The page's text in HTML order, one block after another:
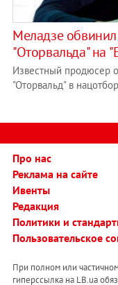
Меладзе
"Оторвальда" на
Известный продюсер
"Оторвальд" в
Про нас
Реклама на сайте
Ивенты
Редакция
Политики и
Пользовательское
При полном или
гиперссылка на LB.ua